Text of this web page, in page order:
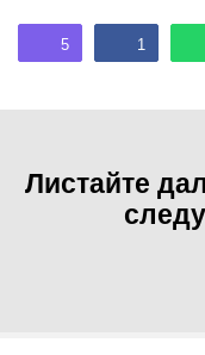
5 1
Листайте